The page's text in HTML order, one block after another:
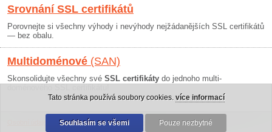
Srovnání SSL certifikátů
Porovnejte si všechny výhody i nevýhody nejžádanějších SSL certifikátů
— bez obalu.
Multidoménové (SAN)
Skonsolidujte všechny své SSL certifikáty do jednoho multi-
Obchodní podmínky|30 dní záruka
Tato stránka používá soubory cookies. více informací
Souhlasím se všemi Pouze nezbytné